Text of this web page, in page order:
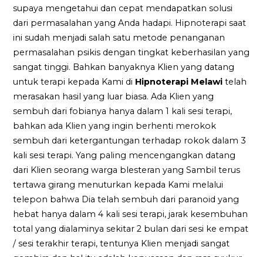
supaya mengetahui dan cepat mendapatkan solusi
dari permasalahan yang Anda hadapi. Hipnoterapi saat
ini sudah menjadi salah satu metode penanganan
permasalahan psikis dengan tingkat keberhasilan yang
sangat tinggi. Bahkan banyaknya Klien yang datang
untuk terapi kepada Kami di Hipnoterapi Melawi telah
merasakan hasil yang luar biasa. Ada Klien yang
sembuh dari fobianya hanya dalam 1 kali sesi terapi,
bahkan ada Klien yang ingin berhenti merokok
sembuh dari ketergantungan terhadap rokok dalam 3
kali sesi terapi. Yang paling mencengangkan datang
dari Klien seorang warga blesteran yang Sambil terus
tertawa girang menuturkan kepada Kami melalui
telepon bahwa Dia telah sembuh dari paranoid yang
hebat hanya dalam 4 kali sesi terapi, jarak kesembuhan
total yang dialaminya sekitar 2 bulan dari sesi ke empat
/ sesi terakhir terapi, tentunya Klien menjadi sangat